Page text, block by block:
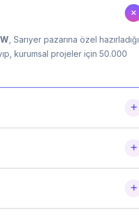
, Sarıyer pazarına özel hazırladığı
kurumsal projeler için 50.000